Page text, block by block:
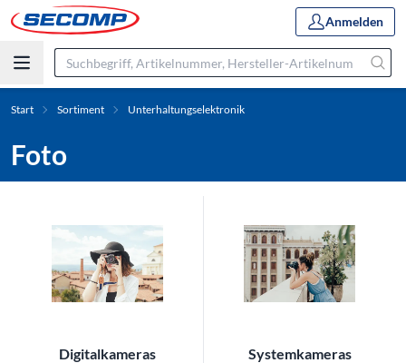
Anmelden
Start Sortiment Unterhaltungselektronik
Foto
Digitalkameras Systemkameras